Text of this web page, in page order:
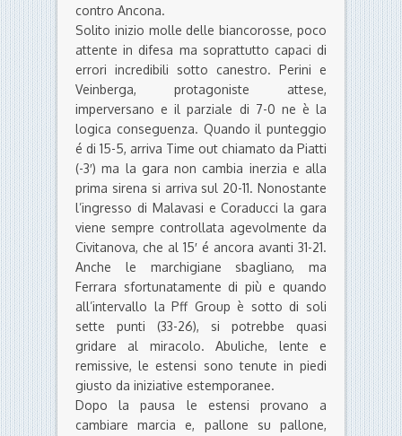
contro Ancona.
Solito inizio molle delle biancorosse, poco
attente in difesa ma soprattutto capaci di
errori incredibili sotto canestro. Perini e
Veinberga, protagoniste attese,
imperversano e il parziale di 7-0 ne è la
logica conseguenza. Quando il punteggio
é di 15-5, arriva Time out chiamato da Piatti
(-3′) ma la gara non cambia inerzia e alla
prima sirena si arriva sul 20-11. Nonostante
l’ingresso di Malavasi e Coraducci la gara
viene sempre controllata agevolmente da
Civitanova, che al 15′ é ancora avanti 31-21.
Anche le marchigiane sbagliano, ma
Ferrara sfortunatamente di più e quando
all’intervallo la Pff Group è sotto di soli
sette punti (33-26), si potrebbe quasi
gridare al miracolo. Abuliche, lente e
remissive, le estensi sono tenute in piedi
giusto da iniziative estemporanee.
Dopo la pausa le estensi provano a
cambiare marcia e, pallone su pallone,